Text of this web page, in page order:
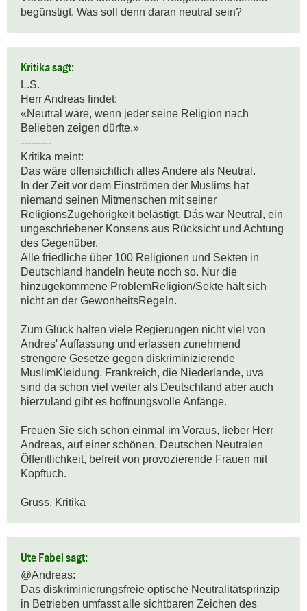
begünstigt. Was soll denn daran neutral sein?
Kritika sagt:
L.S.
Herr Andreas findet:
«Neutral wäre, wenn jeder seine Religion nach
Belieben zeigen dürfte.»
---------
Kritika meint:
Das wäre offensichtlich alles Andere als Neutral.
In der Zeit vor dem Einströmen der Muslims hat
niemand seinen Mitmenschen mit seiner
ReligionsZugehörigkeit belästigt. Dás war Neutral, ein
ungeschriebener Konsens aus Rücksicht und Achtung
des Gegenüber.
Alle friedliche über 100 Religionen und Sekten in
Deutschland handeln heute noch so. Nur die
hinzugekommene ProblemReligion/Sekte hält sich
nicht an der GewonheitsRegeln.
Zum Glück halten viele Regierungen nicht viel von
Andres' Auffassung und erlassen zunehmend
strengere Gesetze gegen diskriminizierende
MuslimKleidung. Frankreich, die Niederlande, uva
sind da schon viel weiter als Deutschland aber auch
hierzuland gibt es hoffnungsvolle Anfänge.
Freuen Sie sich schon einmal im Voraus, lieber Herr
Andreas, auf einer schönen, Deutschen Neutralen
Öffentlichkeit, befreit von provozierende Frauen mit
Kopftuch.
Gruss, Kritika
Ute Fabel sagt:
@Andreas:
Das diskriminierungsfreie optische Neutralitätsprinzip
in Betrieben umfasst alle sichtbaren Zeichen des